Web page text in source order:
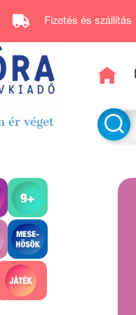
Fizetés és szállítás